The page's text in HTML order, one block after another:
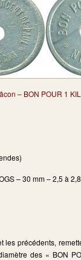
– BON POUR 1
– 30 mm – 2,5 à
les précédents,
des « BON